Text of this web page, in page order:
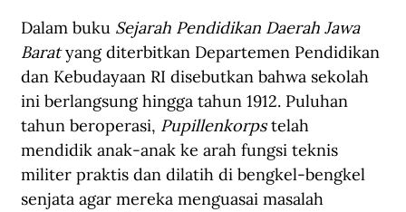
Dalam buku Sejarah Pendidikan Daerah Jawa
Barat yang diterbitkan Departemen Pendidikan
dan Kebudayaan RI disebutkan bahwa sekolah
ini berlangsung hingga tahun 1912. Puluhan
tahun beroperasi, Pupillenkorps telah
mendidik anak-anak ke arah fungsi teknis
militer praktis dan dilatih di bengkel-bengkel
senjata agar mereka menguasai masalah